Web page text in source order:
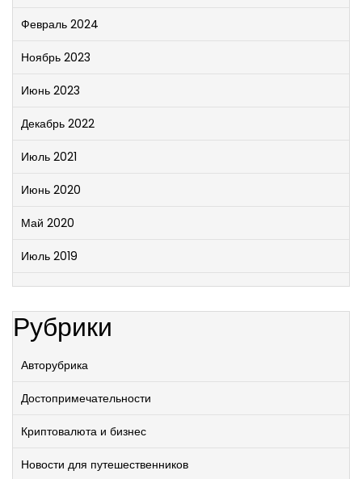
Февраль 2024
Ноябрь 2023
Июнь 2023
Декабрь 2022
Июль 2021
Июнь 2020
Май 2020
Июль 2019
Рубрики
Авторубрика
Достопримечательности
Криптовалюта и бизнес
Новости для путешественников